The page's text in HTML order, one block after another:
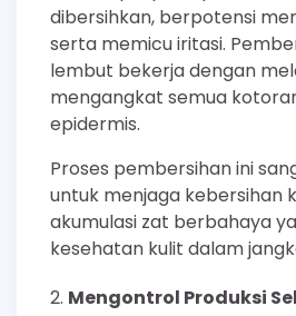
dibersihkan, berpotensi
serta memicu iritasi.
lembut bekerja dengan
mengangkat semua
epidermis.
Proses pembersihan ini
untuk menjaga kebersihan
akumulasi zat berbahaya
kesehatan kulit dalam
Mengontrol Produksi